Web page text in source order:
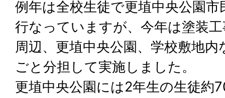
例年は全校生徒で更埴中央公園
行なっていますが、今年は塗装
周辺、更埴中央公園、学校敷地
ごと分担して実施しました。
更埴中央公園には2年生の生徒約